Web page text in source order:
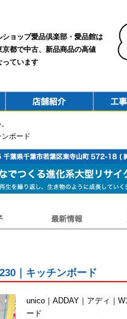
ショップ愛品倶楽部・愛品館は
京都で中古、新品商品の高値
っています
ボード
｜キッチンボード
unico｜ADDAY｜アディ｜
ード